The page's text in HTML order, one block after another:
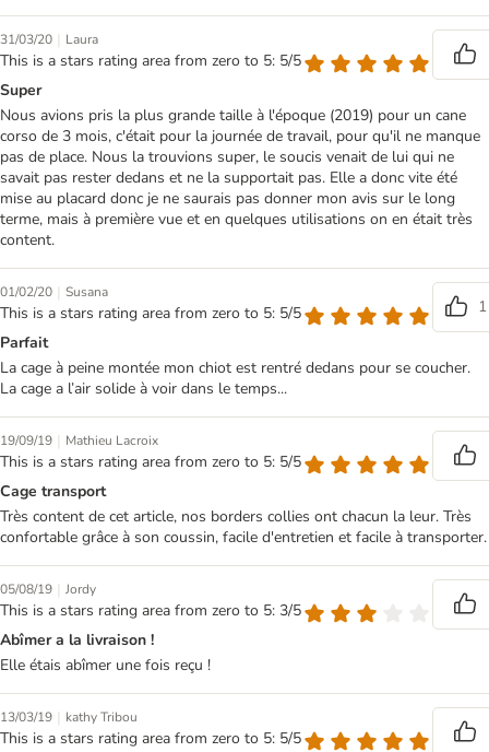
31/03/20 | Laura
This is a stars rating area from zero to 5: 5/5
Super
Nous avions pris la plus grande taille à l'époque (2019) pour un cane
corso de 3 mois, c'était pour la journée de travail, pour qu'il ne manque
pas de place. Nous la trouvions super, le soucis venait de lui qui ne
savait pas rester dedans et ne la supportait pas. Elle a donc vite été
mise au placard donc je ne saurais pas donner mon avis sur le long
terme, mais à première vue et en quelques utilisations on en était très
content.
01/02/20 | Susana
This is a stars rating area from zero to 5: 5/5
1
Parfait
La cage à peine montée mon chiot est rentré dedans pour se coucher.
La cage a l’air solide à voir dans le temps...
19/09/19 | Mathieu Lacroix
This is a stars rating area from zero to 5: 5/5
Cage transport
Très content de cet article, nos borders collies ont chacun la leur. Très
confortable grâce à son coussin, facile d'entretien et facile à transporter.
05/08/19 | Jordy
This is a stars rating area from zero to 5: 3/5
Abîmer a la livraison !
Elle étais abîmer une fois reçu !
13/03/19 | kathy Tribou
This is a stars rating area from zero to 5: 5/5